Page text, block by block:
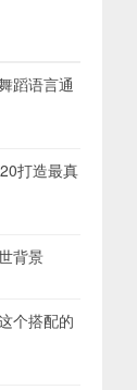
蹈语言通
打造最真
背景
个搭配的